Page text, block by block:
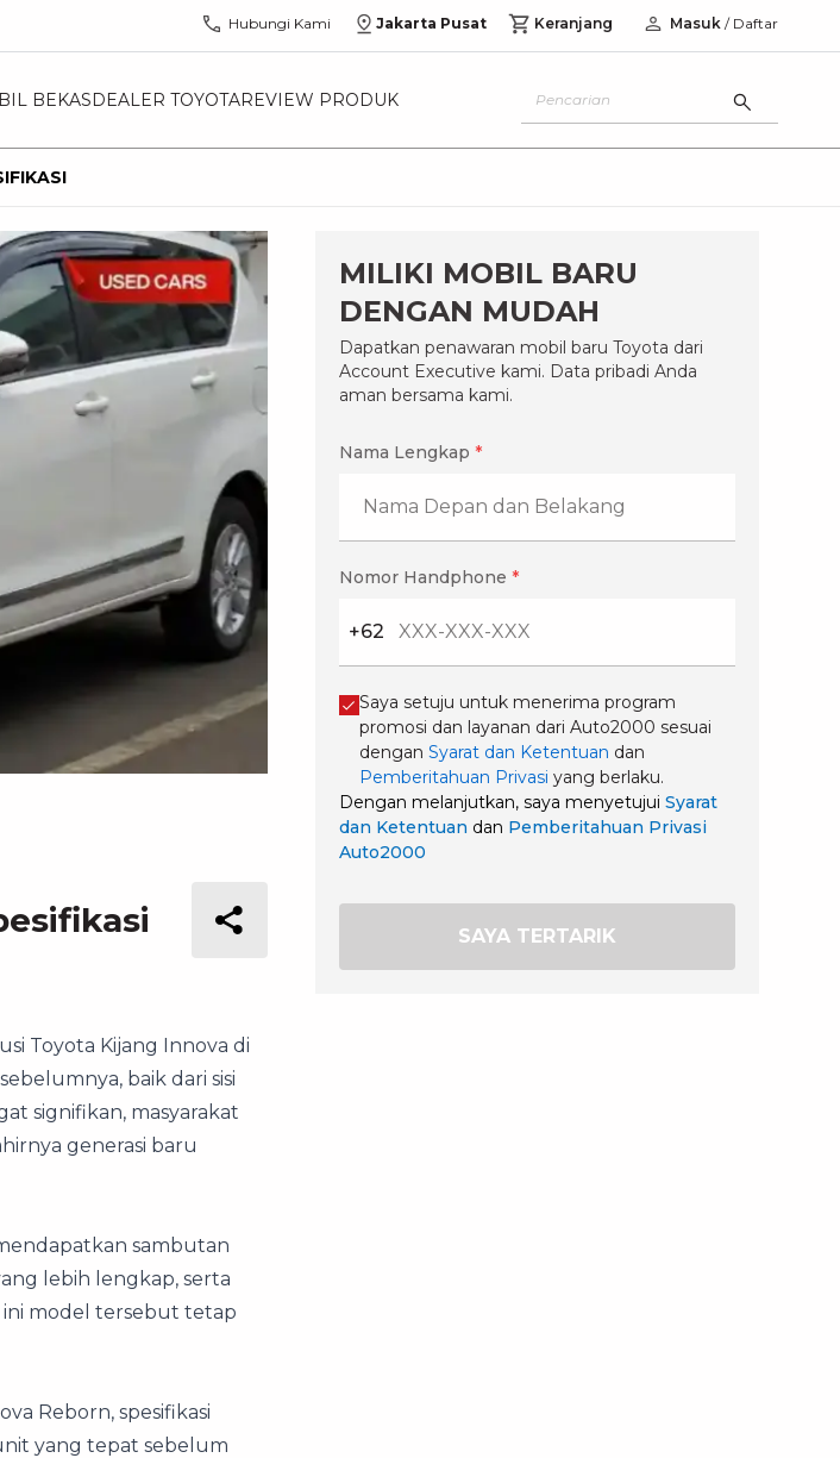
Hubungi Kami Jakarta Pusat Keranjang Masuk / Daftar
BEKASDEALER TOYOTAREVIEW PRODUK
Toyota Kijang Innova di
baik dari sisi
signifikan, masyarakat
generasi baru
sambutan
lebih lengkap, serta
ini model tersebut tetap
Reborn, spesifikasi
yang tepat sebelum
MILIKI MOBIL BARU
DENGAN MUDAH
Dapatkan penawaran mobil baru Toyota dari
Account Executive kami. Data pribadi Anda
aman bersama kami.
Nama Lengkap *
Nomor Handphone *
+62
Saya setuju untuk menerima program
promosi dan layanan dari Auto2000 sesuai
dengan Syarat dan Ketentuan dan
Pemberitahuan Privasi yang berlaku.
Dengan melanjutkan, saya menyetujui Syarat
dan Ketentuan dan Pemberitahuan Privasi
Auto2000
SAYA TERTARIK